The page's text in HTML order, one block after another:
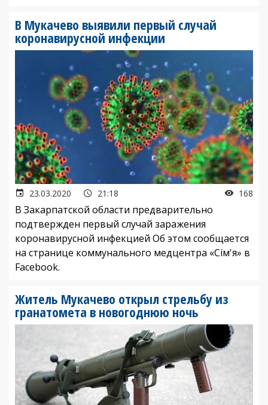
В Мукачево выявили первый случай
коронавирусной инфекции
23.03.2020 21:18 168
В Закарпатской области предварительно
подтвержден первый случай заражения
коронавирусной инфекцией Об этом сообщается
на странице коммунального медцентра «Сім'я» в
Facebook.
Житель Мукачево открыл стрельбу из
гранатомета в новогоднюю ночь